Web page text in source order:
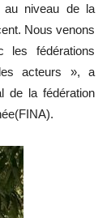
au niveau de la
Nous venons
les fédérations
acteurs », a
de la fédération